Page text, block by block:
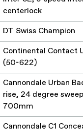
centerlock
DT Swiss Champion
Continental Contact
(50-622)
Cannondale Urban
rise, 24 degree
700mm
Cannondale C1